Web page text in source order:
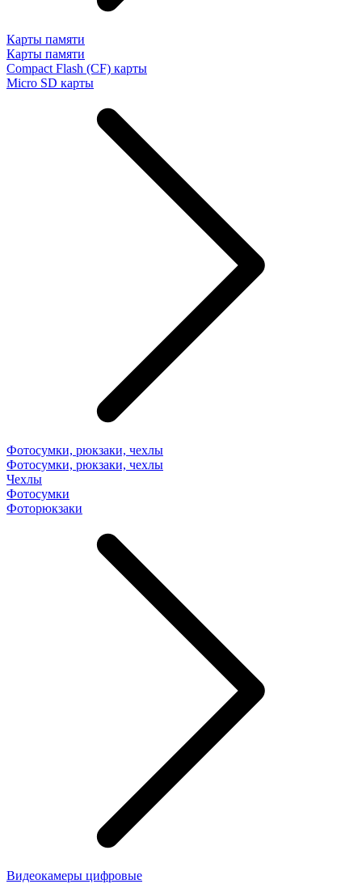
Карты памяти
Карты памяти
Compact Flash (CF) карты
Micro SD карты
Фотосумки, рюкзаки, чехлы
Фотосумки, рюкзаки, чехлы
Чехлы
Фотосумки
Фоторюкзаки
Видеокамеры цифровые